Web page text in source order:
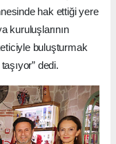
hak ettiği yere
kuruluşlarının
buluşturmak
dedi.